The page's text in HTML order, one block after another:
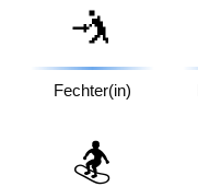
🤺
Fechter(in)
🏂